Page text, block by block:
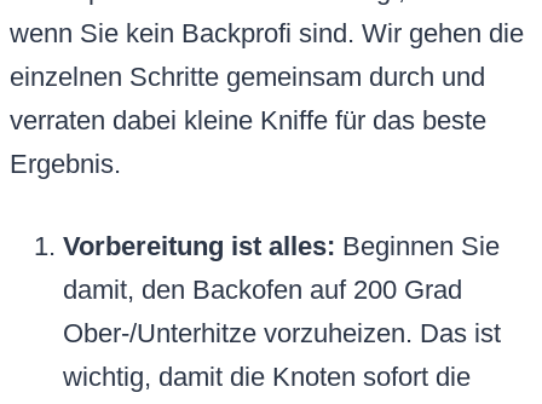
wenn Sie kein Backprofi sind. Wir gehen die
einzelnen Schritte gemeinsam durch und
verraten dabei kleine Kniffe für das beste
Ergebnis.
Vorbereitung ist alles: Beginnen Sie
damit, den Backofen auf 200 Grad
Ober-/Unterhitze vorzuheizen. Das ist
wichtig, damit die Knoten sofort die